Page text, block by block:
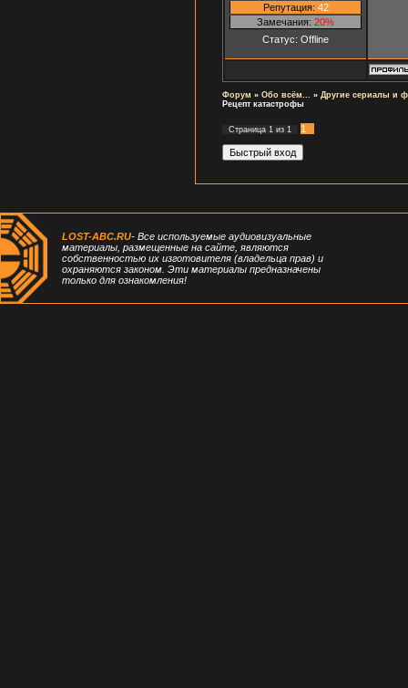
Репутация: 42
Замечания: 20%
Статус: Offline
Форум » Обо всём... » Другие сериалы и
Рецепт катастрофы
Страница 1 из 1 1
LOST-ABC.RU- Все используемые аудиовизуальные
материалы, размещенные на сайте, являются
собственностью их изготовителя (владельца прав) и
охраняются законом. Эти материалы предназначены
только для ознакомления!